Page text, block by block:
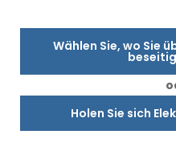
Wählen Sie, wo Sie
Holen Sie sich